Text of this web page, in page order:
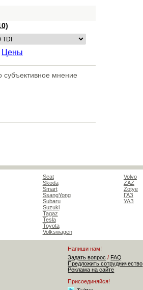
Цены
мнение
Seat
Skoda
Smart
SsangYong
Subaru
Suzuki
Tagaz
Tesla
Toyota
Volkswagen
Volvo
ZAZ
Zotye
ГАЗ
УАЗ
Напиши нам!
Задать вопрос / FAQ
Предложить сотрудничество
Реклама на сайте
Присоединяйся!